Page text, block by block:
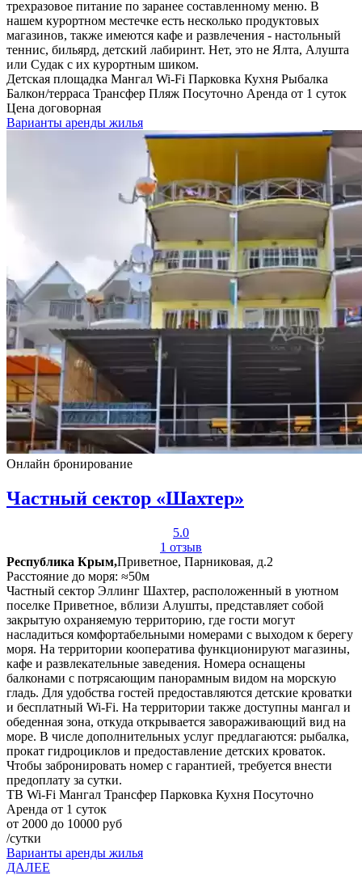
трехразовое питание по заранее составленному меню. В
нашем курортном местечке есть несколько продуктовых
магазинов, также имеются кафе и развлечения - настольный
теннис, бильярд, детский лабиринт. Нет, это не Ялта, Алушта
или Судак с их курортным шиком.
Детская площадка Мангал Wi-Fi Парковка Кухня Рыбалка
Балкон/терраса Трансфер Пляж Посуточно Аренда от 1 суток
Цена договорная
Варианты аренды жилья
Онлайн бронирование
Частный сектор «Шахтер»
5.0
1 отзыв
Республика Крым,Приветное, Парниковая, д.2
Расстояние до моря: ≈50м
Частный сектор Эллинг Шахтер, расположенный в уютном
поселке Приветное, вблизи Алушты, представляет собой
закрытую охраняемую территорию, где гости могут
насладиться комфортабельными номерами с выходом к берегу
моря. На территории кооператива функционируют магазины,
кафе и развлекательные заведения. Номера оснащены
балконами с потрясающим панорамным видом на морскую
гладь. Для удобства гостей предоставляются детские кроватки
и бесплатный Wi-Fi. На территории также доступны мангал и
обеденная зона, откуда открывается завораживающий вид на
море. В числе дополнительных услуг предлагаются: рыбалка,
прокат гидроциклов и предоставление детских кроваток.
Чтобы забронировать номер с гарантией, требуется внести
предоплату за сутки.
ТВ Wi-Fi Мангал Трансфер Парковка Кухня Посуточно
Аренда от 1 суток
от 2000 до 10000 руб
/сутки
Варианты аренды жилья
ДАЛЕЕ